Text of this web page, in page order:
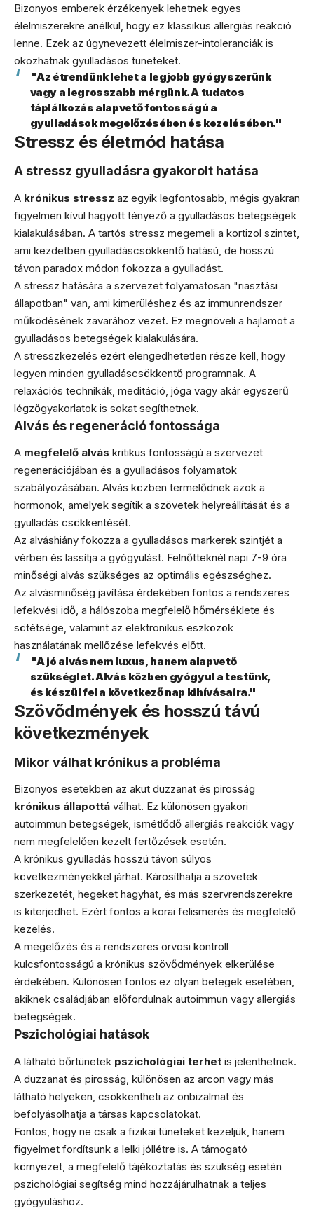
Bizonyos emberek érzékenyek lehetnek egyes
élelmiszerekre anélkül, hogy ez klassikus allergiás reakció
lenne. Ezek az úgynevezett élelmiszer-intoleranciák is
okozhatnak gyulladásos tüneteket.
"Az étrendünk lehet a legjobb gyógyszerünk
vagy a legrosszabb mérgünk. A tudatos
táplálkozás alapvető fontosságú a
gyulladások megelőzésében és kezelésében."
Stressz és életmód hatása
A stressz gyulladásra gyakorolt hatása
A krónikus stressz az egyik legfontosabb, mégis gyakran
figyelmen kívül hagyott tényező a gyulladásos betegségek
kialakulásában. A tartós stressz megemeli a kortizol szintet,
ami kezdetben gyulladáscsökkentő hatású, de hosszú
távon paradox módon fokozza a gyulladást.
A stressz hatására a szervezet folyamatosan "riasztási
állapotban" van, ami kimerüléshez és az immunrendszer
működésének zavarához vezet. Ez megnöveli a hajlamot a
gyulladásos betegségek kialakulására.
A stresszkezelés ezért elengedhetetlen része kell, hogy
legyen minden gyulladáscsökkentő programnak. A
relaxációs technikák, meditáció, jóga vagy akár egyszerű
légzőgyakorlatok is sokat segíthetnek.
Alvás és regeneráció fontossága
A megfelelő alvás kritikus fontosságú a szervezet
regenerációjában és a gyulladásos folyamatok
szabályozásában. Alvás közben termelődnek azok a
hormonok, amelyek segítik a szövetek helyreállítását és a
gyulladás csökkentését.
Az alváshiány fokozza a gyulladásos markerek szintjét a
vérben és lassítja a gyógyulást. Felnőtteknél napi 7-9 óra
minőségi alvás szükséges az optimális egészséghez.
Az alvásminőség javítása érdekében fontos a rendszeres
lefekvési idő, a hálószoba megfelelő hőmérséklete és
sötétsége, valamint az elektronikus eszközök
használatának mellőzése lefekvés előtt.
"A jó alvás nem luxus, hanem alapvető
szükséglet. Alvás közben gyógyul a testünk,
és készül fel a következő nap kihívásaira."
Szövődmények és hosszú távú
következmények
Mikor válhat krónikus a probléma
Bizonyos esetekben az akut duzzanat és pirosság
krónikus állapottá válhat. Ez különösen gyakori
autoimmun betegségek, ismétlődő allergiás reakciók vagy
nem megfelelően kezelt fertőzések esetén.
A krónikus gyulladás hosszú távon súlyos
következményekkel járhat. Károsíthatja a szövetek
szerkezetét, hegeket hagyhat, és más szervrendszerekre
is kiterjedhet. Ezért fontos a korai felismerés és megfelelő
kezelés.
A megelőzés és a rendszeres orvosi kontroll
kulcsfontosságú a krónikus szövődmények elkerülése
érdekében. Különösen fontos ez olyan betegek esetében,
akiknek családjában előfordulnak autoimmun vagy allergiás
betegségek.
Pszichológiai hatások
A látható bőrtünetek pszichológiai terhet is jelenthetnek.
A duzzanat és pirosság, különösen az arcon vagy más
látható helyeken, csökkentheti az önbizalmat és
befolyásolhatja a társas kapcsolatokat.
Fontos, hogy ne csak a fizikai tüneteket kezeljük, hanem
figyelmet fordítsunk a lelki jóllétre is. A támogató
környezet, a megfelelő tájékoztatás és szükség esetén
pszichológiai segítség mind hozzájárulhatnak a teljes
gyógyuláshoz.